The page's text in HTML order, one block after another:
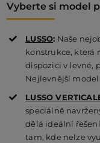
Vyberte si model
LUSSO: Naše
konstrukce, která
dispozici v levné,
Nejlevnější
LUSSO
speciálně
dělá ideální
tam, kde nelze